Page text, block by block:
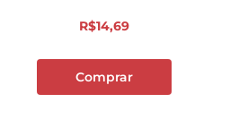
R$14,69
Comprar